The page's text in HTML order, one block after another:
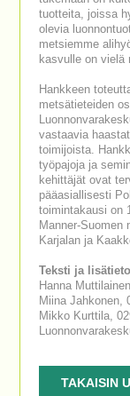
tuotteita, joissa
olevia
metsiemme
kasvulle on vielä
Hankkeen
metsätieteiden
vastaavia
toimijoista.
työpajoja ja
kehittäjät ovat
pääasiallisesti
toimintakausi on
Manner-Suomen
Karjalan ja
Teksti ja
Hanna
Miina Jahkonen,
Mikko Kurttila,
TAKAISIN